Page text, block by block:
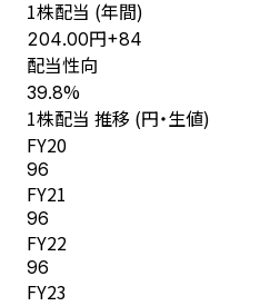
1株配当 (年間)
204.00円+84
配当性向
39.8%
1株配当 推移 (円・生値)
FY20
96
FY21
96
FY22
96
FY23